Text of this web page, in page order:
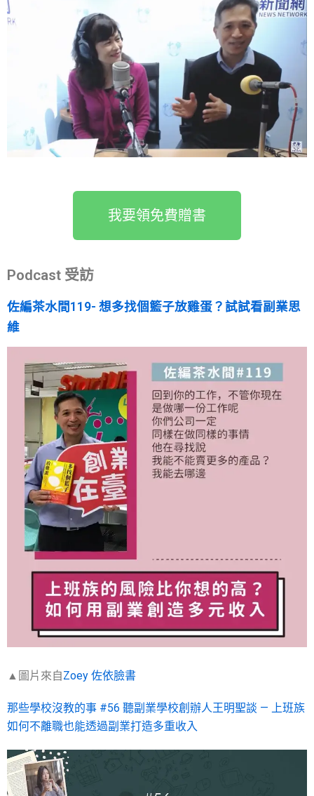
我要領免費贈書
Podcast 受訪
佐編茶水間119- 想多找個籃子放雞蛋？試試看副業思
維
▲圖片來自Zoey 佐依臉書
那些學校沒教的事 #56 聽副業學校創辦人王明聖談 — 上班族
如何不離職也能透過副業打造多重收入